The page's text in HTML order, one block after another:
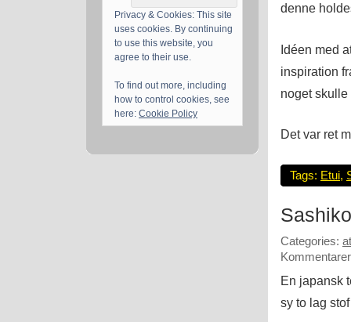
Privacy & Cookies: This site
uses cookies. By continuing
to use this website, you
agree to their use.
To find out more, including
how to control cookies, see
here: Cookie Policy
denne
Idéen med
inspiration
noget
Det var ret
Tags: Etui,
Sashiko
Categories:
En japansk
sy to lag